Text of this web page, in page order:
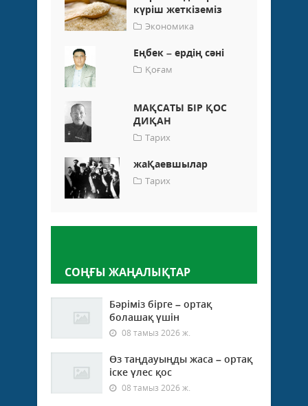
күріш жеткіземіз
Экономика
Еңбек – ердің сәні
Қоғам
МАҚСАТЫ БІР ҚОС
ДИҚАН
Тарих
жаҚаевшылар
Тарих
СОҢҒЫ ЖАҢАЛЫҚТАР
Бәріміз бірге – ортақ
болашақ үшін
08 тамыз 2026 ж.
Өз таңдауыңды жаса – ортақ
іске үлес қос
08 тамыз 2026 ж.